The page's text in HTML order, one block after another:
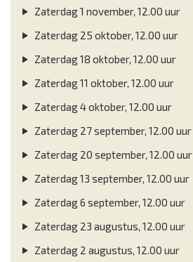
Zaterdag 1 november, 12.00 uur
Zaterdag 25 oktober, 12.00 uur
Zaterdag 18 oktober, 12.00 uur
Zaterdag 11 oktober, 12.00 uur
Zaterdag 4 oktober, 12.00 uur
Zaterdag 27 september, 12.00 uur
Zaterdag 20 september, 12.00 uur
Zaterdag 13 september, 12.00 uur
Zaterdag 6 september, 12.00 uur
Zaterdag 23 augustus, 12.00 uur
Zaterdag 2 augustus, 12.00 uur